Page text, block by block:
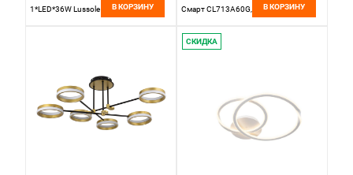
1*LED*36W Lussole
В КОРЗИНУ
Смарт CL713A60G,
В КОРЗИНУ
СКИДКА